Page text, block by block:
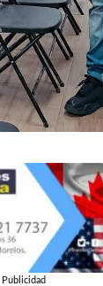
Publicidad